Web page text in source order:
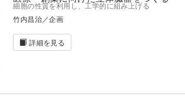
細胞の性質を利用し、工学的に組み上げる
竹内昌治／企画
詳細を見る